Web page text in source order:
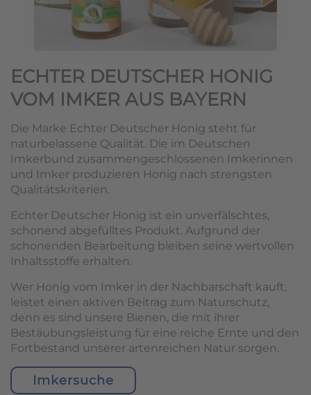
ECHTER DEUTSCHER HONIG
VOM IMKER AUS BAYERN
Die Marke Echter Deutscher Honig steht für
naturbelassene Qualität. Die im Deutschen
Imkerbund zusammengeschlossenen Imkerinnen
und Imker produzieren Honig nach strengsten
Qualitätskriterien.
Echter Deutscher Honig ist ein unverfälschtes,
schonend abgefülltes Produkt. Aufgrund der
schonenden Bearbeitung bleiben seine wertvollen
Inhaltsstoffe erhalten.
Wer Honig vom Imker in der Nachbarschaft kauft,
leistet einen aktiven Beitrag zum Naturschutz,
denn es sind unsere Bienen, die mit ihrer
Bestäubungsleistung für eine reiche Ernte und den
Fortbestand unserer artenreichen Natur sorgen.
Imkersuche